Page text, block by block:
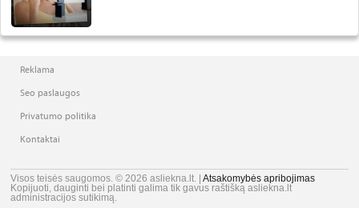
Reklama
Seo paslaugos
Privatumo politika
Kontaktai
Visos teisės saugomos. © 2026 asliekna.lt. |Atsakomybės apribojimas
Kopijuoti, dauginti bei platinti galima tik gavus raštišką asliekna.lt
administracijos sutikimą.